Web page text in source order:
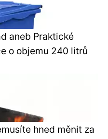
aneb Praktické
o objemu 240 litrů
hned měnit za